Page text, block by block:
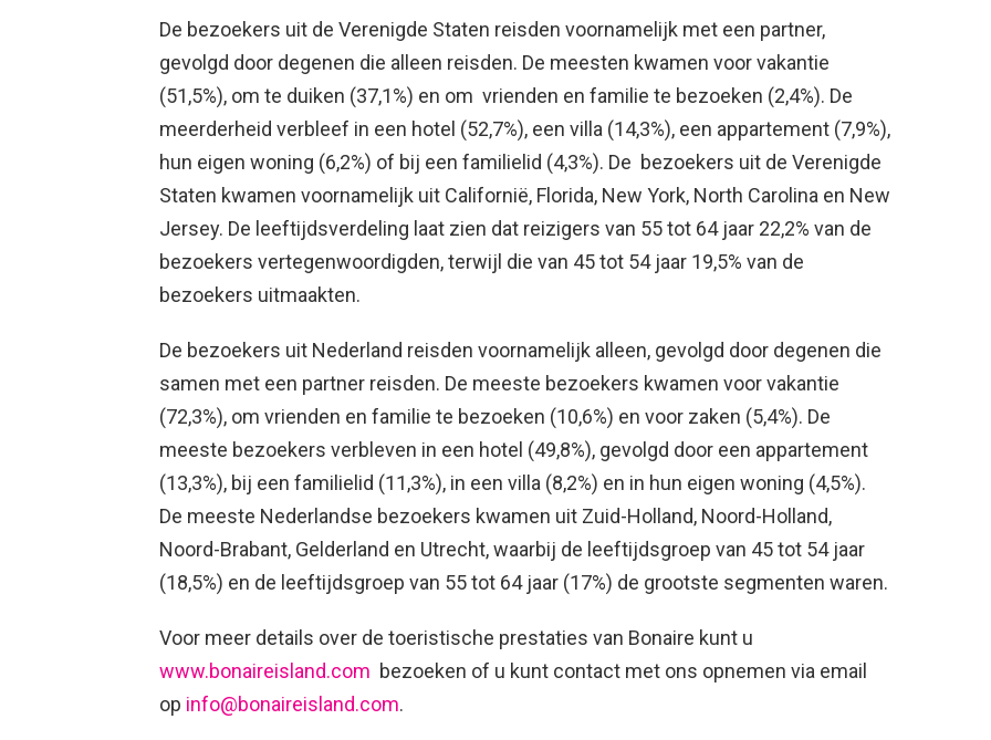
De bezoekers uit de Verenigde Staten reisden voornamelijk met een partner,
gevolgd door degenen die alleen reisden. De meesten kwamen voor vakantie
(51,5%), om te duiken (37,1%) en om vrienden en familie te bezoeken (2,4%). De
meerderheid verbleef in een hotel (52,7%), een villa (14,3%), een appartement (7,9%),
hun eigen woning (6,2%) of bij een familielid (4,3%). De bezoekers uit de Verenigde
Staten kwamen voornamelijk uit Californië, Florida, New York, North Carolina en New
Jersey. De leeftijdsverdeling laat zien dat reizigers van 55 tot 64 jaar 22,2% van de
bezoekers vertegenwoordigden, terwijl die van 45 tot 54 jaar 19,5% van de
bezoekers uitmaakten.
De bezoekers uit Nederland reisden voornamelijk alleen, gevolgd door degenen die
samen met een partner reisden. De meeste bezoekers kwamen voor vakantie
(72,3%), om vrienden en familie te bezoeken (10,6%) en voor zaken (5,4%). De
meeste bezoekers verbleven in een hotel (49,8%), gevolgd door een appartement
(13,3%), bij een familielid (11,3%), in een villa (8,2%) en in hun eigen woning (4,5%).
De meeste Nederlandse bezoekers kwamen uit Zuid-Holland, Noord-Holland,
Noord-Brabant, Gelderland en Utrecht, waarbij de leeftijdsgroep van 45 tot 54 jaar
(18,5%) en de leeftijdsgroep van 55 tot 64 jaar (17%) de grootste segmenten waren.
Voor meer details over de toeristische prestaties van Bonaire kunt u
www.bonaireisland.com bezoeken of u kunt contact met ons opnemen via email
op info@bonaireisland.com.